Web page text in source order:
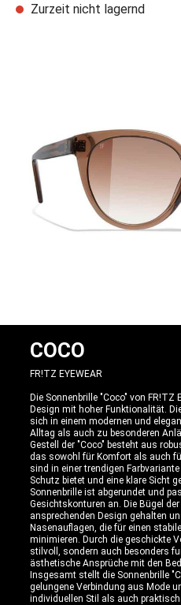
Zurzeit nicht lagernd
COCO
FR!TZ EYEWEAR
Die Sonnenbrille "Coco" von FR!TZ
Design mit hoher Funktionalität.
sich in einem modernen und
Alltag als auch zu besonderen
Gestell der "Coco" besteht aus
das sowohl für Komfort als auch
sind in einer trendigen
Schutz bietet und eine klare Sicht
Sonnenbrille ist abgerundet und
Gesichtskonturen an. Die Bügel
ansprechenden Design gehalten
Nasenauflagen, die für einen
minimieren. Durch die geschickte
stilvoll, sondern auch besonders
ästhetische Ansprüche mit den
Insgesamt stellt die Sonnenbrille
gelungene Verbindung aus Mode
individuellen Stil als auch